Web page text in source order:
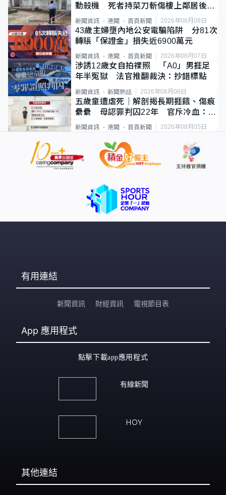
動殺機 死者持菜刀斬傷樓上鄰居後墮
斃
新聞資訊 港聞 首頁新聞 2026年08月08日
43歲主婦墮內地公安電騙陷阱 分81次
轉賬「保證金」損失近6900萬元
新聞資訊 港聞 首頁新聞 2026年08月07日
涉誘12歲女自拍祼照 「A0」男捱足
年半冤獄 法官推翻裁決：抄錯標點
新聞資訊 新聞熱話 2026年08月06日
五歲童遭虐死｜解剖揭長期捱餓、傷痕
纍纍 母認罪判囚22年 官斥冷血：同
類案最惡劣
新聞資訊 港聞 首頁新聞 2026年08月05日
有用連結
新聞資訊 財經資訊 電視節目表
App 應用程式
點擊下載app應用程式
有線新聞
HOY
其他連結